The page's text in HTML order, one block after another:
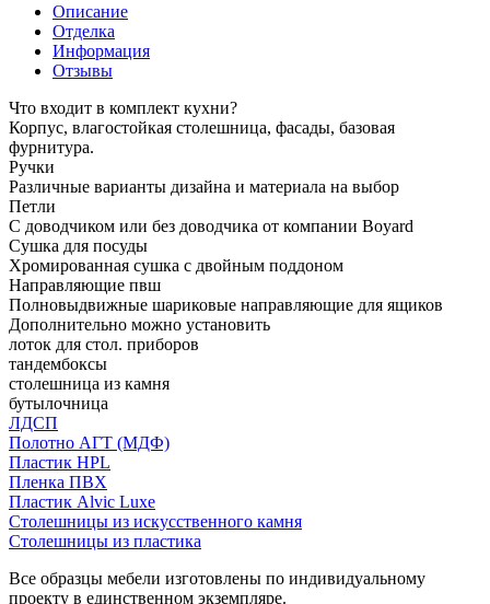
Описание
Отделка
Информация
Отзывы
Что входит в комплект кухни?
Корпус, влагостойкая столешница, фасады, базовая
фурнитура.
Ручки
Различные варианты дизайна и материала на выбор
Петли
С доводчиком или без доводчика от компании Boyard
Сушка для посуды
Хромированная сушка с двойным поддоном
Направляющие пвш
Полновыдвижные шариковые направляющие для ящиков
Дополнительно можно установить
лоток для стол. приборов
тандембоксы
столешница из камня
бутылочница
ЛДСП
Полотно АГТ (МДФ)
Пластик HPL
Пленка ПВХ
Пластик Alvic Luxe
Столешницы из искусственного камня
Столешницы из пластика
Все образцы мебели изготовлены по индивидуальному
проекту в единственном экземпляре.